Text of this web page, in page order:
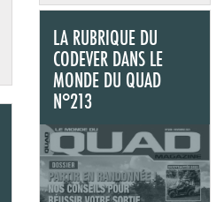
LA RUBRIQUE DU
CODEVER DANS LE
MONDE DU QUAD
N°213